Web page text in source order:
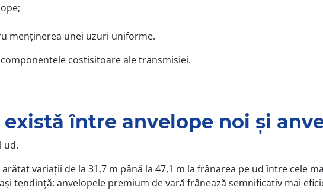
menținerea unei uzuri uniforme.
costisitoare ale transmisiei.
între anvelope noi și
ud.
arătat variații de la 31,7 m până la 47,1 m la frânarea pe ud între cele
tendință: anvelopele premium de vară frânează semnificativ mai